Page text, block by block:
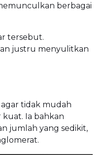
berbagai
tersebut.
justru menyulitkan
tidak mudah
kuat. Ia bahkan
jumlah yang sedikit,